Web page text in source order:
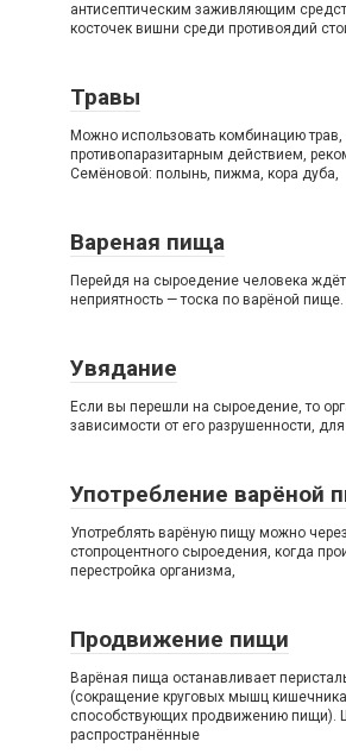
антисептическим заживляющим
косточек вишни среди противоядий
Травы
Можно использовать комбинацию
противопаразитарным действием,
Семёновой: полынь, пижма, кора дуба,
Вареная пища
Перейдя на сыроедение человека
неприятность — тоска по варёной
Увядание
Если вы перешли на сыроедение, то
зависимости от его разрушенности,
Употребление варёной
Употреблять варёную пищу можно
стопроцентного сыроедения, когда
перестройка организма,
Продвижение пищи
Варёная пища останавливает
(сокращение круговых мышц
способствующих продвижению пищи).
распространённые